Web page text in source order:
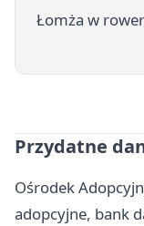
Łomża w
Przydatne
Ośrodek
adopcyjne, bank